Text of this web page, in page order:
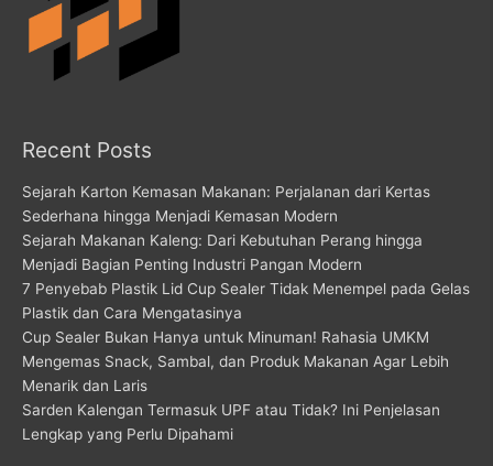
Recent Posts
Sejarah Karton Kemasan Makanan: Perjalanan dari Kertas
Sederhana hingga Menjadi Kemasan Modern
Sejarah Makanan Kaleng: Dari Kebutuhan Perang hingga
Menjadi Bagian Penting Industri Pangan Modern
7 Penyebab Plastik Lid Cup Sealer Tidak Menempel pada Gelas
Plastik dan Cara Mengatasinya
Cup Sealer Bukan Hanya untuk Minuman! Rahasia UMKM
Mengemas Snack, Sambal, dan Produk Makanan Agar Lebih
Menarik dan Laris
Sarden Kalengan Termasuk UPF atau Tidak? Ini Penjelasan
Lengkap yang Perlu Dipahami